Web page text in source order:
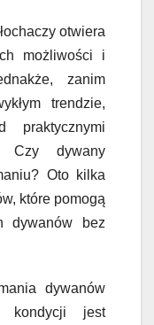
otwiera
możliwości i
zanim
trendzie,
Czy dywany
Oto kilka
które pomogą
dywanów bez
dywanów
kondycji jest